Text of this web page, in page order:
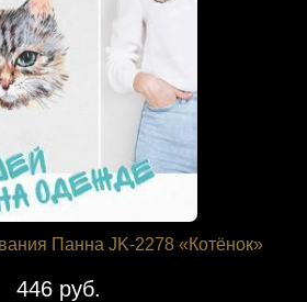
Панна JK-2278 «Котёнок»
446 руб.